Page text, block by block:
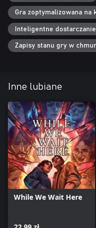
Gra zoptymalizowana na
Inteligentne dostarczanie
Zapisy stanu gry w
Inne lubiane
While We Wait Here